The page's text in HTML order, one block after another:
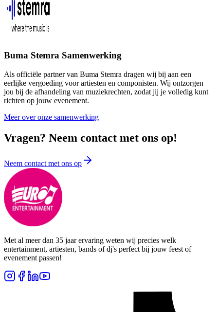
Buma Stemra Samenwerking
Als officiële partner van Buma Stemra dragen wij bij aan een
eerlijke vergoeding voor artiesten en componisten. Wij ontzorgen
jou bij de afhandeling van muziekrechten, zodat jij je volledig kunt
richten op jouw evenement.
Meer over onze samenwerking
Vragen? Neem contact met ons op!
Neem contact met ons op
Met al meer dan 35 jaar ervaring weten wij precies welk
entertainment, artiesten, bands of dj's perfect bij jouw feest of
evenement passen!